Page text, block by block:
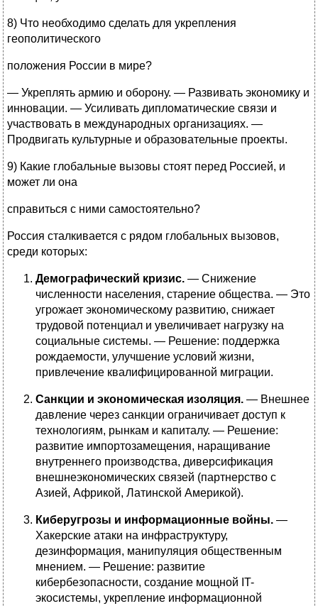
8) Что необходимо сделать для укрепления
геополитического
положения России в мире?
— Укреплять армию и оборону. — Развивать экономику и
инновации. — Усиливать дипломатические связи и
участвовать в международных организациях. —
Продвигать культурные и образовательные проекты.
9) Какие глобальные вызовы стоят перед Россией, и
может ли она
справиться с ними самостоятельно?
Россия сталкивается с рядом глобальных вызовов,
среди которых:
Демографический кризис. — Снижение
численности населения, старение общества. — Это
угрожает экономическому развитию, снижает
трудовой потенциал и увеличивает нагрузку на
социальные системы. — Решение: поддержка
рождаемости, улучшение условий жизни,
привлечение квалифицированной миграции.
Санкции и экономическая изоляция. — Внешнее
давление через санкции ограничивает доступ к
технологиям, рынкам и капиталу. — Решение:
развитие импортозамещения, наращивание
внутреннего производства, диверсификация
внешнеэкономических связей (партнерство с
Азией, Африкой, Латинской Америкой).
Киберугрозы и информационные войны. —
Хакерские атаки на инфраструктуру,
дезинформация, манипуляция общественным
мнением. — Решение: развитие
кибербезопасности, создание мощной IT-
экосистемы, укрепление информационной